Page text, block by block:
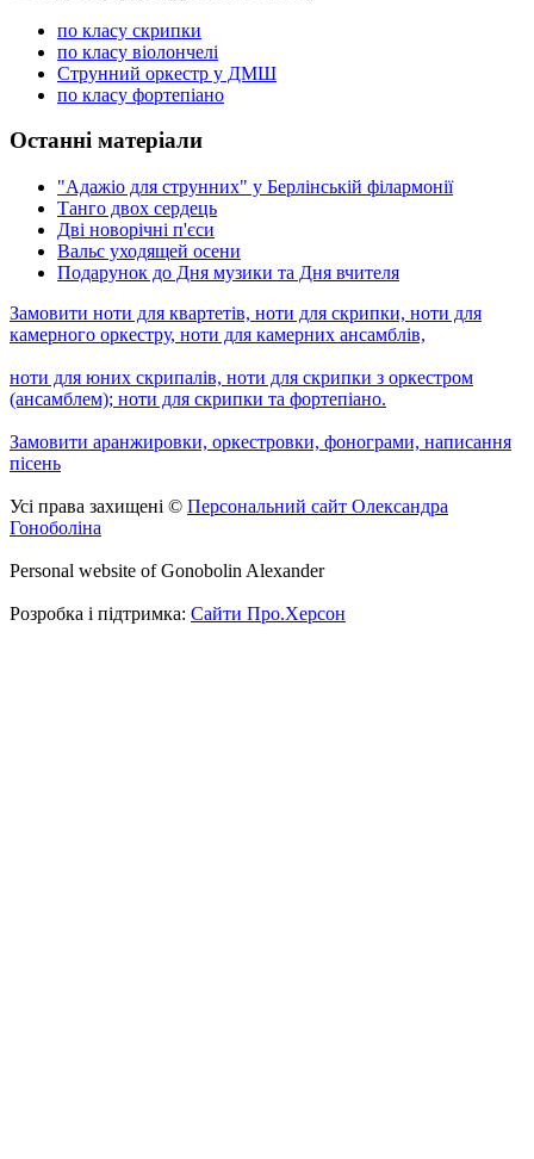
по класу скрипки
по класу віолончелі
Струнний оркестр у ДМШ
по класу фортепіано
Останні матеріали
"Адажіо для струнних" у Берлінській філармонії
Танго двох сердець
Дві новорічні п'єси
Вальс уходящей осени
Подарунок до Дня музики та Дня вчителя
Замовити ноти для квартетів, ноти для скрипки, ноти для
камерного оркестру, ноти для камерних ансамблів,
ноти для юних скрипалів, ноти для скрипки з оркестром
(ансамблем); ноти для скрипки та фортепіано.
Замовити аранжировки, оркестровки, фонограми, написання
пісень
Усі права захищені © Персональний сайт Олександра
Гоноболіна
Personal website of Gonobolin Alexander
Розробка і підтримка: Сайти Про.Херсон